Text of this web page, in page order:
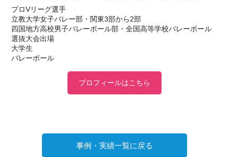
プロVリーグ選手
立教大学女子バレー部・関東3部から2部
四国地方高校男子バレーボール部・全国高等学校バレーボール
選抜大会出場
大学生
バレーボール
プロフィールはこちら
事例・実績一覧に戻る